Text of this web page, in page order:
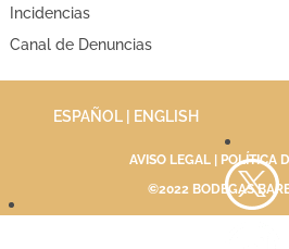
Incidencias
Canal de Denuncias
ESPAÑOL | ENGLISH
AVISO LEGAL | POLÍTICA
©2022 BODEGAS